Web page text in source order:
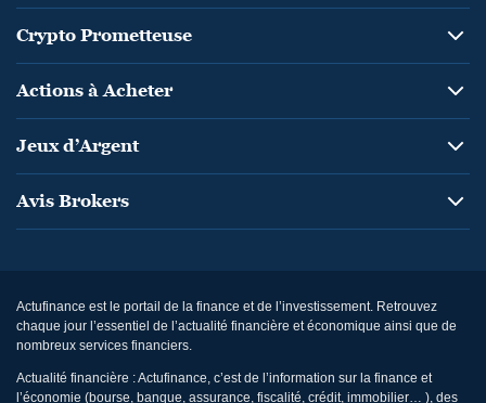
Crypto Prometteuse
Actions à Acheter
Jeux d’Argent
Avis Brokers
Actufinance est le portail de la finance et de l’investissement. Retrouvez
chaque jour l’essentiel de l’actualité financière et économique ainsi que de
nombreux services financiers.
Actualité financière : Actufinance, c’est de l’information sur la finance et
l’économie (bourse, banque, assurance, fiscalité, crédit, immobilier… ), des